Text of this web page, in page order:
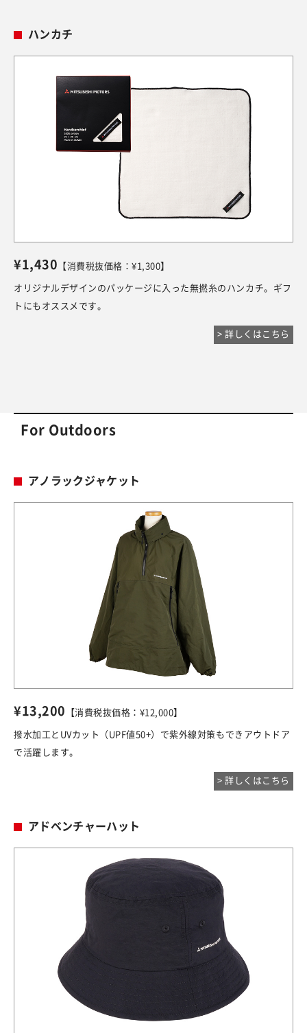
ハンカチ
¥1,430 【消費税抜価格：¥1,300】
オリジナルデザインのパッケージに入った無撚糸のハンカチ。ギフ
トにもオススメです。
> 詳しくはこちら
For Outdoors
アノラックジャケット
¥13,200 【消費税抜価格：¥12,000】
撥水加工とUVカット（UPF値50+）で紫外線対策もできアウトドア
で活躍します。
> 詳しくはこちら
アドベンチャーハット